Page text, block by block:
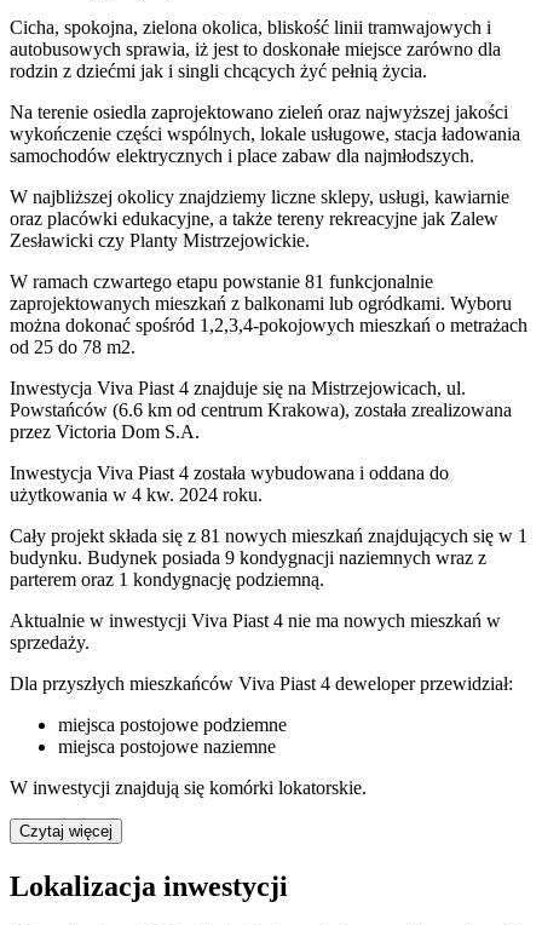
Cicha, spokojna, zielona okolica, bliskość linii tramwajowych i
autobusowych sprawia, iż jest to doskonałe miejsce zarówno dla
rodzin z dziećmi jak i singli chcących żyć pełnią życia.
Na terenie osiedla zaprojektowano zieleń oraz najwyższej jakości
wykończenie części wspólnych, lokale usługowe, stacja ładowania
samochodów elektrycznych i place zabaw dla najmłodszych.
W najbliższej okolicy znajdziemy liczne sklepy, usługi, kawiarnie
oraz placówki edukacyjne, a także tereny rekreacyjne jak Zalew
Zesławicki czy Planty Mistrzejowickie.
W ramach czwartego etapu powstanie 81 funkcjonalnie
zaprojektowanych mieszkań z balkonami lub ogródkami. Wyboru
można dokonać spośród 1,2,3,4-pokojowych mieszkań o metrażach
od 25 do 78 m2.
Inwestycja Viva Piast 4 znajduje się na Mistrzejowicach, ul.
Powstańców (6.6 km od centrum Krakowa), została zrealizowana
przez Victoria Dom S.A.
Inwestycja Viva Piast 4 została wybudowana i oddana do
użytkowania w 4 kw. 2024 roku.
Cały projekt składa się z 81 nowych mieszkań znajdujących się w 1
budynku. Budynek posiada 9 kondygnacji naziemnych wraz z
parterem oraz 1 kondygnację podziemną.
Aktualnie w inwestycji Viva Piast 4 nie ma nowych mieszkań w
sprzedaży.
Dla przyszłych mieszkańców Viva Piast 4 deweloper przewidział:
miejsca postojowe podziemne
miejsca postojowe naziemne
W inwestycji znajdują się komórki lokatorskie.
Czytaj więcej
Lokalizacja inwestycji